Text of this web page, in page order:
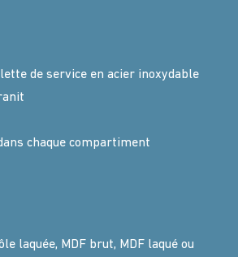
de service en acier inoxydable
chaque compartiment
laquée, MDF brut, MDF laqué ou